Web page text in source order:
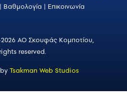
| Βαθμολογία | Επικοινωνία
ΑΟ Σκουφάς Κομποτίου,
reserved.
by Tsakman Web Studios